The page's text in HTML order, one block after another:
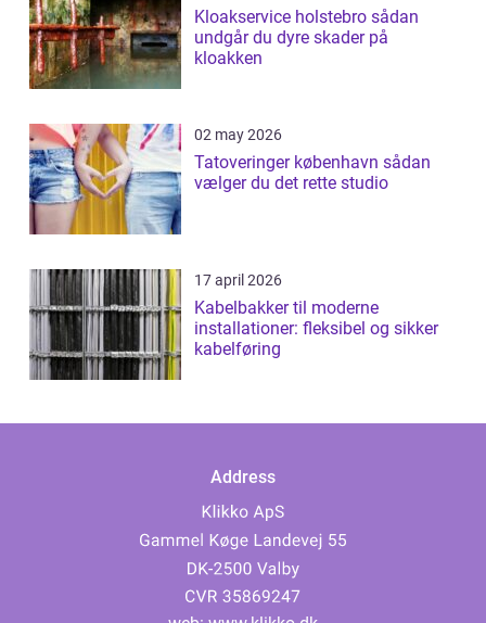
Kloakservice holstebro sådan
undgår du dyre skader på
kloakken
02 may 2026
Tatoveringer københavn sådan
vælger du det rette studio
17 april 2026
Kabelbakker til moderne
installationer: fleksibel og sikker
kabelføring
Address